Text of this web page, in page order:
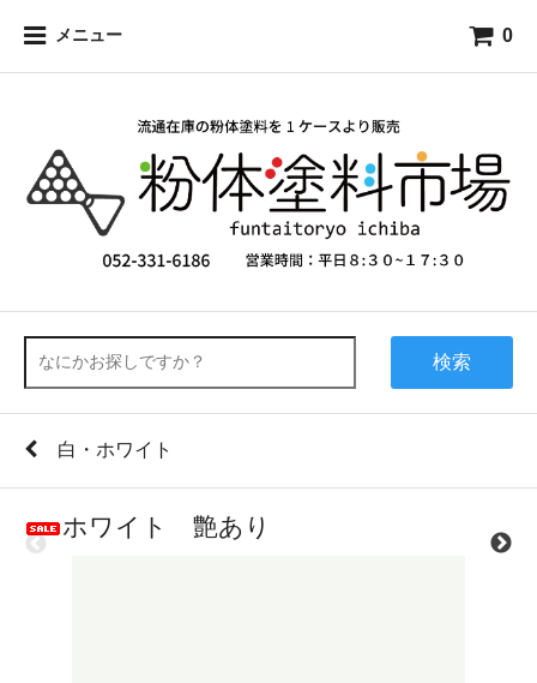
メニュー 0
検索
白・ホワイト
ホワイト 艶あり